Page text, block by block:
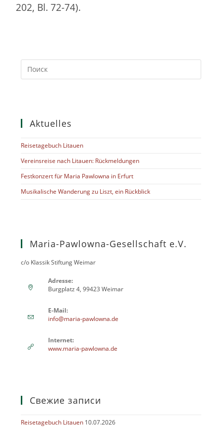
202, Bl. 72-74).
Aktuelles
Reisetagebuch Litauen
Vereinsreise nach Litauen: Rückmeldungen
Festkonzert für Maria Pawlowna in Erfurt
Musikalische Wanderung zu Liszt, ein Rückblick
Maria-Pawlowna-Gesellschaft e.V.
c/o Klassik Stiftung Weimar
Adresse:
Burgplatz 4, 99423 Weimar
E-Mail:
info@maria-pawlowna.de
Internet:
www.maria-pawlowna.de
Свежие записи
Reisetagebuch Litauen 10.07.2026